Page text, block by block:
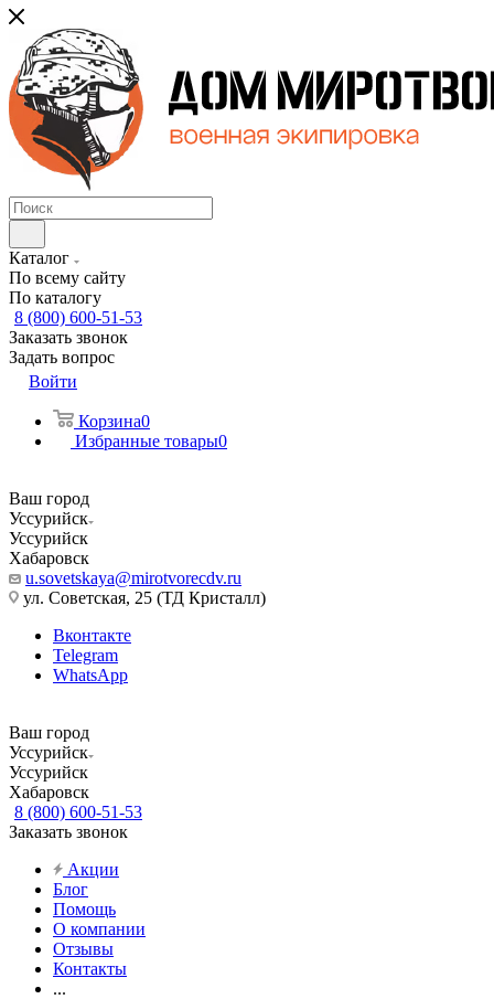
Каталог
По всему сайту
По каталогу
8 (800) 600-51-53
Заказать звонок
Задать вопрос
Войти
Корзина0
Избранные товары0
Ваш город
Уссурийск
Уссурийск
Хабаровск
u.sovetskaya@mirotvorecdv.ru
ул. Советская, 25 (ТД Кристалл)
Вконтакте
Telegram
WhatsApp
Ваш город
Уссурийск
Уссурийск
Хабаровск
8 (800) 600-51-53
Заказать звонок
Акции
Блог
Помощь
О компании
Отзывы
Контакты
...